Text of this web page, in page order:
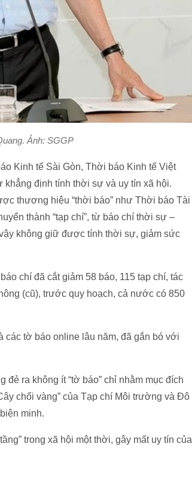
Ảnh: SGGP
Kinh tế Sài Gòn, Thời báo Kinh tế Việt
định tính thời sự và uy tín xã hội.
thương hiệu “thời báo” như Thời báo Tài
thành “tạp chí”, từ báo chí thời sự –
không giữ được tính thời sự, giảm sức
chí đã cắt giảm 58 báo, 115 tạp chí, tác
(cũ), trước quy hoạch, cả nước có 850
các tờ báo online lâu năm, đã gắn bó với
ra không ít “tờ báo” chỉ nhằm mục đích
chổi vàng” của Tạp chí Môi trường và Đô
minh.
trong xã hội một thời, gây mất uy tín của